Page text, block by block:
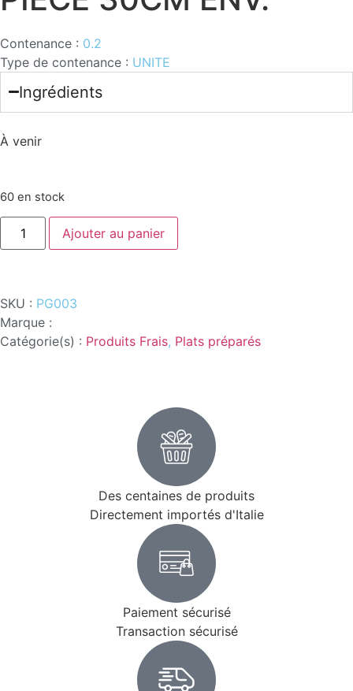
Contenance : 0.2
Type de contenance : UNITE
Ingrédients
À venir
60 en stock
Ajouter au panier
SKU : PG003
Marque :
Catégorie(s) : Produits Frais, Plats préparés
Des centaines de produits
Directement importés d'Italie
Paiement sécurisé
Transaction sécurisé